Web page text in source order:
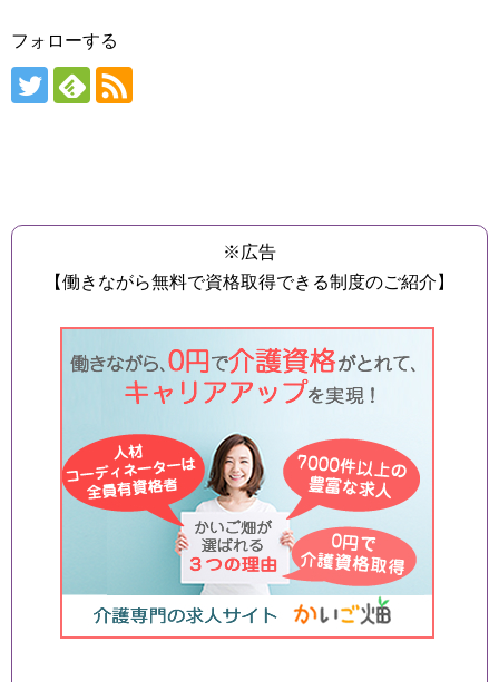
フォローする
※広告
【働きながら無料で資格取得できる制度のご紹介】